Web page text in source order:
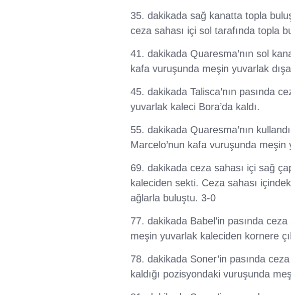
35. dakikada sağ kanatta topla
ceza sahası içi sol tarafında topla
41. dakikada Quaresma’nın sol
kafa vuruşunda meşin yuvarlak
45. dakikada Talisca’nın pasında
yuvarlak kaleci Bora’da kaldı.
55. dakikada Quaresma’nın
Marcelo’nun kafa vuruşunda meşin
69. dakikada ceza sahası içi sağ
kaleciden sekti. Ceza sahası
ağlarla buluştu. 3-0
77. dakikada Babel’in pasında
meşin yuvarlak kaleciden kornere
78. dakikada Soner’in pasında
kaldığı pozisyondaki vuruşunda